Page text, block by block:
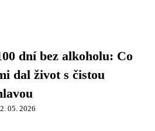
dní bez alkoholu: Co
dal život s čistou
05. 2026